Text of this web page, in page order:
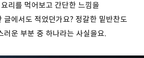
리를 먹어보고 간단한 느낌을
글에서도 적었던가요? 정갈한 밑반찬도
러운 부분 중 하나라는 사실을요.